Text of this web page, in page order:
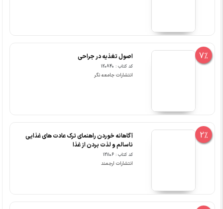
7% اصول تغذیه در جراحی
کد کتاب : 120840
انتشارات جامعه نگر
2%
آگاهانه خوردن راهنمای ترک عادت های غذایی
ناسالم و لذت بردن از غذا
کد کتاب : 121106
انتشارات ارجمند